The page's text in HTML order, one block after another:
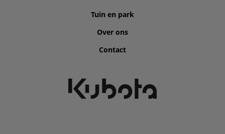
Tuin en park
Over ons
Contact